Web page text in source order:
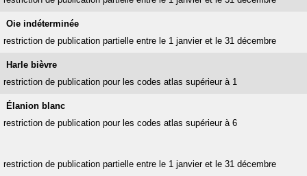
Oie indéterminée
restriction de publication partielle entre le 1 janvier et le 31 décembre
Harle bièvre
restriction de publication pour les codes atlas supérieur à 1
Élanion blanc
restriction de publication pour les codes atlas supérieur à 6
restriction de publication partielle entre le 1 janvier et le 31 décembre